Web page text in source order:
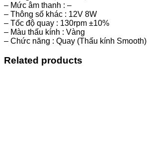
– Mức âm thanh : –
– Thông số khác : 12V 8W
– Tốc độ quay : 130rpm ±10%
– Màu thấu kính : Vàng
– Chức năng : Quay (Thấu kính Smooth)
Related products